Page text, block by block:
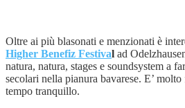
Oltre ai più blasonati e menzionati è
Higher Benefiz Festival ad
natura, natura, stages e soundsystem a
secolari nella pianura bavarese. E’
tempo tranquillo.